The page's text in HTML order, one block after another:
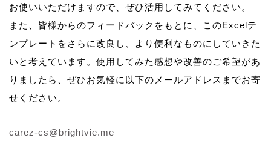
お使いいただけますので、ぜひ活用してみてください。
また、皆様からのフィードバックをもとに、このExcelテ
ンプレートをさらに改良し、より便利なものにしていきた
いと考えています。使用してみた感想や改善のご希望があ
りましたら、ぜひお気軽に以下のメールアドレスまでお寄
せください。
carez-cs@brightvie.me